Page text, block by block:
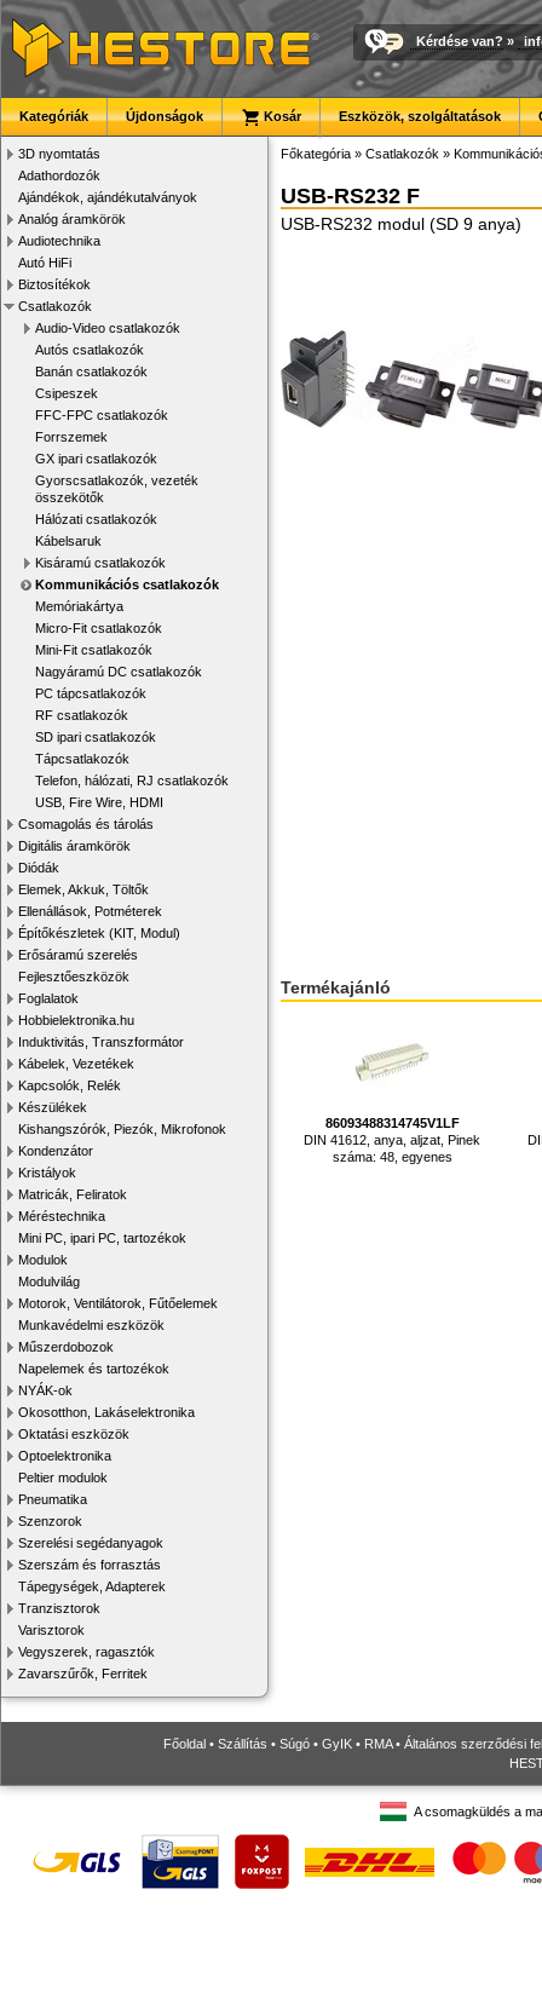
Kérdése van? »
Kategóriák Újdonságok Kosár Eszközök, szolgáltatások
3D nyomtatás
Adathordozók
Ajándékok, ajándékutalványok
Analóg áramkörök
Audiotechnika
Autó HiFi
Biztosítékok
Csatlakozók
Audio-Video csatlakozók
Autós csatlakozók
Banán csatlakozók
Csipeszek
FFC-FPC csatlakozók
Forrszemek
GX ipari csatlakozók
Gyorscsatlakozók, vezeték
összekötők
Hálózati csatlakozók
Kábelsaruk
Kisáramú csatlakozók
Kommunikációs csatlakozók
Memóriakártya
Micro-Fit csatlakozók
Mini-Fit csatlakozók
Nagyáramú DC csatlakozók
PC tápcsatlakozók
RF csatlakozók
SD ipari csatlakozók
Tápcsatlakozók
Telefon, hálózati, RJ csatlakozók
USB, Fire Wire, HDMI
Csomagolás és tárolás
Digitális áramkörök
Diódák
Elemek, Akkuk, Töltők
Ellenállások, Potméterek
Építőkészletek (KIT, Modul)
Erősáramú szerelés
Fejlesztőeszközök
Foglalatok
Hobbielektronika.hu
Induktivitás, Transzformátor
Kábelek, Vezetékek
Kapcsolók, Relék
Készülékek
Kishangszórók, Piezók, Mikrofonok
Kondenzátor
Kristályok
Matricák, Feliratok
Méréstechnika
Mini PC, ipari PC, tartozékok
Modulok
Modulvilág
Motorok, Ventilátorok, Fűtőelemek
Munkavédelmi eszközök
Műszerdobozok
Napelemek és tartozékok
NYÁK-ok
Okosotthon, Lakáselektronika
Oktatási eszközök
Optoelektronika
Peltier modulok
Pneumatika
Szenzorok
Szerelési segédanyagok
Szerszám és forrasztás
Tápegységek, Adapterek
Tranzisztorok
Varisztorok
Vegyszerek, ragasztók
Zavarszűrők, Ferritek
Főkategória » Csatlakozók »
USB-RS232 F
USB-RS232 modul (SD 9 anya)
Termékajánló
86093488314745V1LF
DIN 41612, anya, aljzat, Pinek
száma: 48, egyenes
Főoldal • Szállítás • Súgó • GyIK • RMA• Általános szerződési
A csomagküldés a